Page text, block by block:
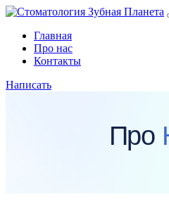
Главная
Про нас
Контакты
Написать
Про